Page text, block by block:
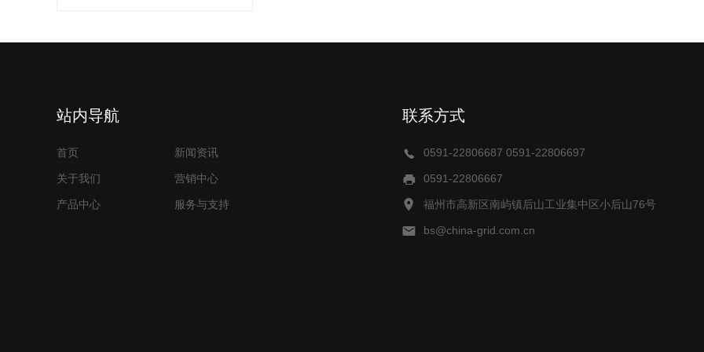
站内导航
首页 新闻资讯
关于我们 营销中心
产品中心 服务与支持
联系方式
0591-22806687 0591-22806697
0591-22806667
福州市高新区南屿镇后山工业集中区小后山76号
bs@china-grid.com.cn